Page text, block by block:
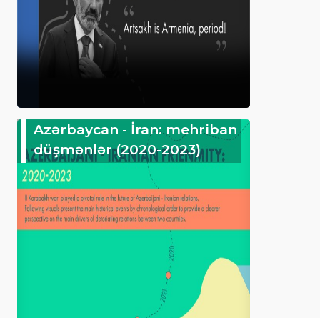
Azərbaycan - İran: mehriban
düşmənlər (2020-2023)